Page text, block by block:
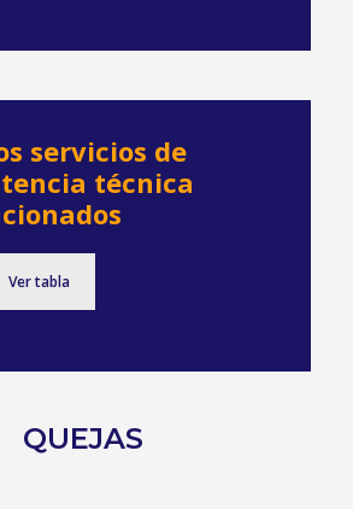
servicios de
técnica
Ver tabla
QUEJAS